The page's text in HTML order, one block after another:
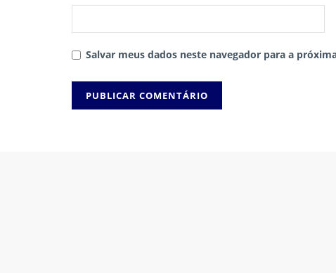
Salvar meus dados neste navegador para a